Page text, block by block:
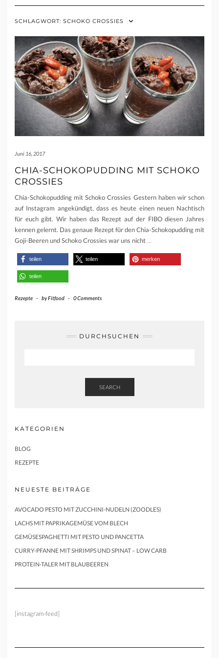
SCHLAGWORT: SCHOKO CROSSIES
Juni 16, 2017
CHIA-SCHOKOPUDDING MIT SCHOKO
CROSSIES
Chia-Schokopudding mit Schoko Crossies Gestern haben wir schon
auf Instagram angekündigt, dass es heute einen neuen Nachtisch
für euch gibt. Wir haben das Rezept auf der FIBO diesen Jahres
kennen gelernt. Das genaue Rezept für den Chia-Schokopudding mit
Goji-Beeren und Schoko Crossies war uns nicht…
teilen teilen merken
teilen
Rezepte - byFitfood - 0 Comments
DURCHSUCHEN
SEARCH
KATEGORIEN
BLOG
REZEPTE
NEUESTE BEITRÄGE
AVOCADO PESTO MIT ZUCCHINI-NUDELN (ZOODLES)
LACHS MIT PAPRIKAGEMÜSE VOM BLECH
GEMÜSESPAGHETTI MIT PESTO UND PANCETTA
CURRY-PFANNE MIT SHRIMPS UND SPINAT – LOW CARB
PROTEIN-TALER MIT BLAUBEEREN
[instagram-feed]